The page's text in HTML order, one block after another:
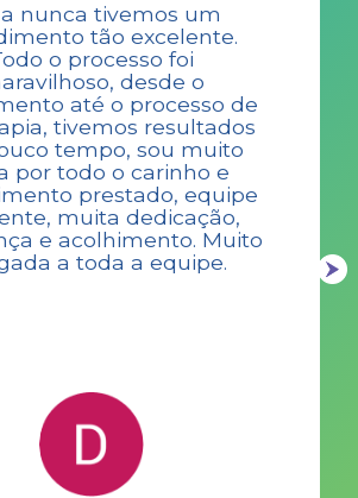
nunca tivemos um
tão excelente.
o processo foi
desde o
até o processo de
tivemos resultados
tempo, sou muito
por todo o carinho e
prestado, equipe
muita dedicação,
e acolhimento. Muito
a toda a equipe.